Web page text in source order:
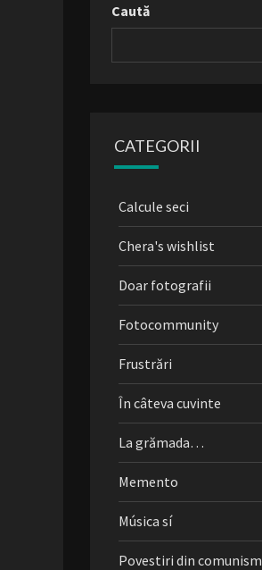
Caută
CATEGORII
Calcule seci
Chera's wishlist
Doar fotografii
Fotocommunity
Frustrări
În câteva cuvinte
La grămada…
Memento
Música sí
Povestiri din comunism